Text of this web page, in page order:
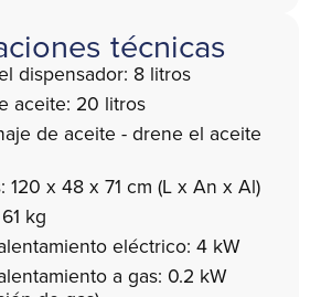
técnicas
dispensador: 8 litros
aceite: 20 litros
de aceite - drene el aceite
120 x 48 x 71 cm (L x An x Al)
kg
eléctrico: 4 kW
a gas: 0.2 kW